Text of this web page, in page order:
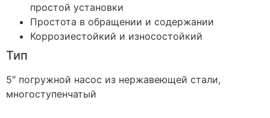
простой установки
Простота в обращении и содержании
Коррозиестойкий и износостойкий
Тип
5″ погружной насос из нержавеющей стали,
многоступенчатый